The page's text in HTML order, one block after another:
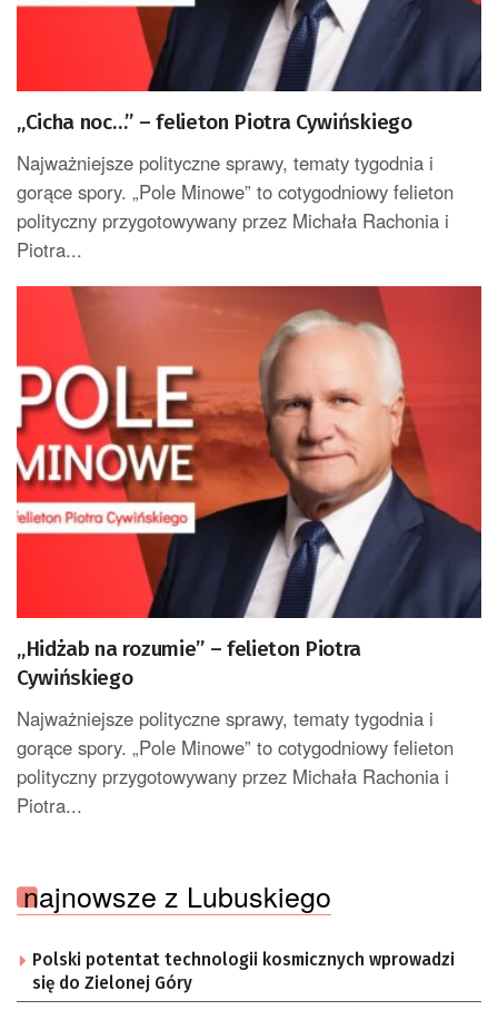
„Cicha noc…” – felieton Piotra Cywińskiego
Najważniejsze polityczne sprawy, tematy tygodnia i
gorące spory. „Pole Minowe” to cotygodniowy felieton
polityczny przygotowywany przez Michała Rachonia i
Piotra...
„Hidżab na rozumie” – felieton Piotra
Cywińskiego
Najważniejsze polityczne sprawy, tematy tygodnia i
gorące spory. „Pole Minowe” to cotygodniowy felieton
polityczny przygotowywany przez Michała Rachonia i
Piotra...
najnowsze z Lubuskiego
Polski potentat technologii kosmicznych wprowadzi
się do Zielonej Góry